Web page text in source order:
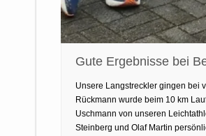
Gute Ergebnisse bei
Unsere Langstreckler gingen bei
Rückmann wurde beim 10 km
Uschmann von unseren
Steinberg und Olaf Martin